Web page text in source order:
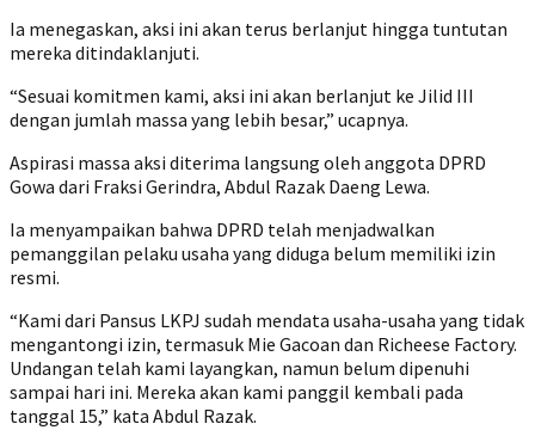
Ia menegaskan, aksi ini akan terus berlanjut hingga tuntutan
mereka ditindaklanjuti.
“Sesuai komitmen kami, aksi ini akan berlanjut ke Jilid III
dengan jumlah massa yang lebih besar,” ucapnya.
Aspirasi massa aksi diterima langsung oleh anggota DPRD
Gowa dari Fraksi Gerindra, Abdul Razak Daeng Lewa.
Ia menyampaikan bahwa DPRD telah menjadwalkan
pemanggilan pelaku usaha yang diduga belum memiliki izin
resmi.
“Kami dari Pansus LKPJ sudah mendata usaha-usaha yang tidak
mengantongi izin, termasuk Mie Gacoan dan Richeese Factory.
Undangan telah kami layangkan, namun belum dipenuhi
sampai hari ini. Mereka akan kami panggil kembali pada
tanggal 15,” kata Abdul Razak.